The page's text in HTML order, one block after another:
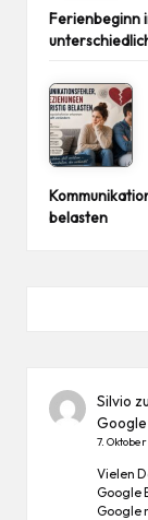
Ferienbeginn
belasten
Silvio
Google
7.
Vielen
Google
Google